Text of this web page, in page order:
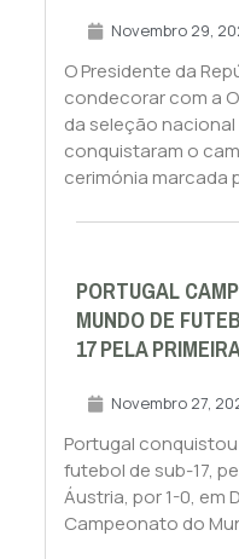
Novembro 29,
O Presidente da
condecorar com a
da seleção
conquistaram o
cerimónia marcada
PORTUGAL
MUNDO DE
17 PELA
Novembro 27,
Portugal
futebol de sub-17,
Áustria, por 1-0, em
Campeonato do